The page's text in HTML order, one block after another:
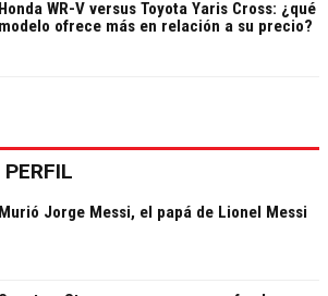
Honda WR-V versus Toyota Yaris Cross: ¿qué
modelo ofrece más en relación a su precio?
Murió Jorge Messi, el papá de Lionel Messi